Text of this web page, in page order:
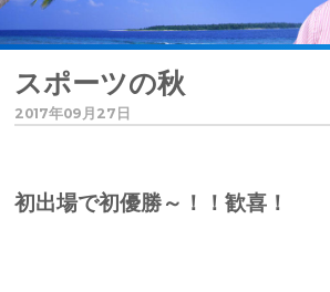
スポーツの秋
2017年09月27日
初出場で初優勝～！！歓喜！